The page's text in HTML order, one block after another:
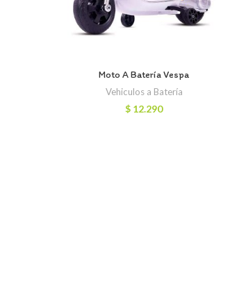
Moto A Batería Vespa
Vehiculos a Batería
$ 12.290